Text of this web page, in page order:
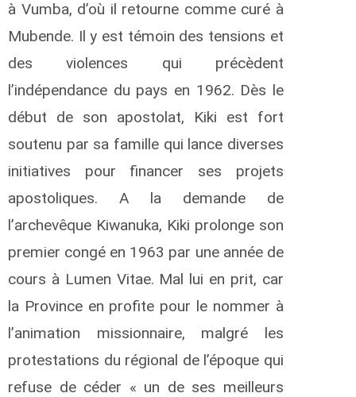
à Vumba, d’où il retourne comme curé à
Mubende. Il y est témoin des tensions et
des violences qui précèdent
l’indépendance du pays en 1962. Dès le
début de son apostolat, Kiki est fort
soutenu par sa famille qui lance diverses
initiatives pour financer ses projets
apostoliques. A la demande de
l’archevêque Kiwanuka, Kiki prolonge son
premier congé en 1963 par une année de
cours à Lumen Vitae. Mal lui en prit, car
la Province en profite pour le nommer à
l’animation missionnaire, malgré les
protestations du régional de l’époque qui
refuse de céder « un de ses meilleurs